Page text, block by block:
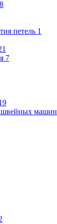
8
петель 1
7
машин